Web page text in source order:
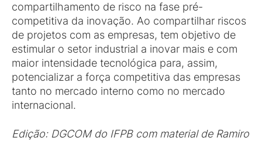
compartilhamento de risco na fase pré-
competitiva da inovação. Ao compartilhar riscos
de projetos com as empresas, tem objetivo de
estimular o setor industrial a inovar mais e com
maior intensidade tecnológica para, assim,
potencializar a força competitiva das empresas
tanto no mercado interno como no mercado
internacional.
Edição: DGCOM do IFPB com material de Ramiro